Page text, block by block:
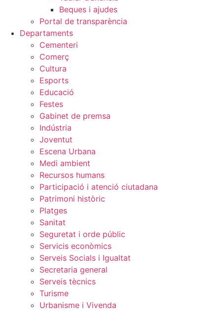
Beques i ajudes
Portal de transparència
Departaments
Cementeri
Comerç
Cultura
Esports
Educació
Festes
Gabinet de premsa
Indústria
Joventut
Escena Urbana
Medi ambient
Recursos humans
Participació i atenció ciutadana
Patrimoni històric
Platges
Sanitat
Seguretat i orde públic
Servicis econòmics
Serveis Socials i Igualtat
Secretaria general
Serveis tècnics
Turisme
Urbanisme i Vivenda